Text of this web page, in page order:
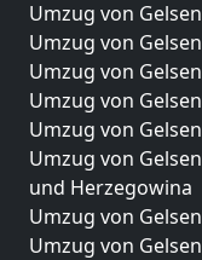
Umzug von
Umzug von
Umzug von
Umzug von
Umzug von
Umzug von
und Herzegowina
Umzug von
Umzug von